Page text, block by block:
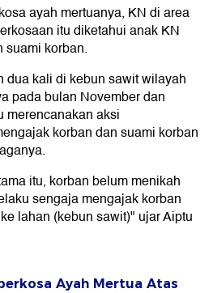
ayah mertuanya, KN di area
itu diketahui anak KN
suami korban.
dua kali di kebun sawit wilayah
pada bulan November dan
merencanakan aksi
korban dan suami korban
itu, korban belum menikah
sengaja mengajak korban
lahan (kebun sawit)" ujar Aiptu
Ayah Mertua Atas